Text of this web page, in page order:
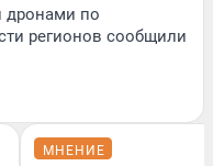
дронами по
регионов сообщили
МНЕНИЕ